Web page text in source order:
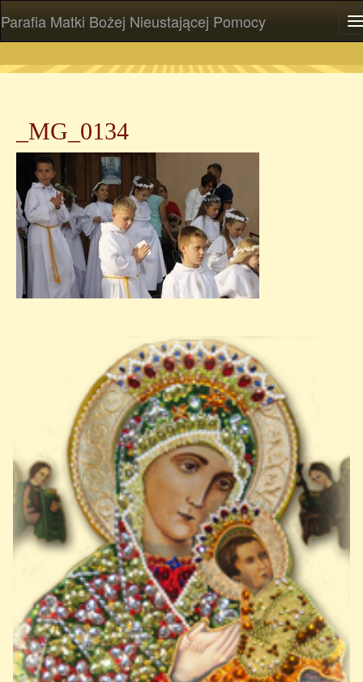
Parafia Matki Bożej Nieustającej Pomocy
_MG_0134